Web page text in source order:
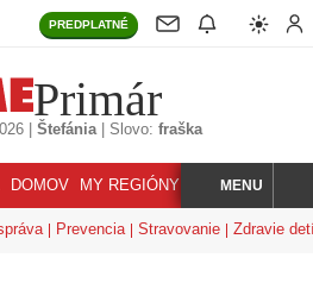
PREDPLATNÉ
Primár
Štefánia| Slovo: fraška
DOMOV MY REGIÓNY KORZÁR
HĽADAJMENU
Prevencia Stravovanie Zdravie